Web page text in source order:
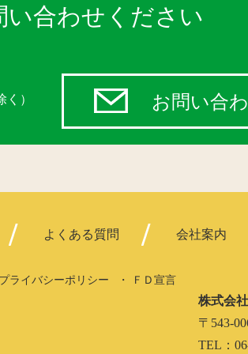
い合わせください
） お問い合
よくある質問 会社案内
プライバシーポリシー ＦＤ宣言
株式会
〒543-
TEL：